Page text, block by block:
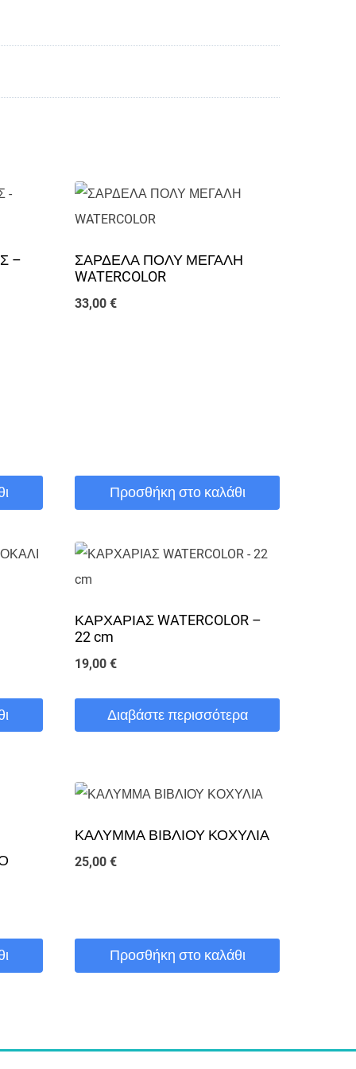
–
ΣΑΡΔΕΛΑ ΠΟΛΥ ΜΕΓΑΛΗ
WATERCOLOR
33,00 €
Προσθήκη στο καλάθι
ΚΑΡΧΑΡΙΑΣ WATERCOLOR –
22 cm
19,00 €
Διαβάστε περισσότερα
ΚΑΛΥΜΜΑ ΒΙΒΛΙΟΥ ΚΟΧΥΛΙΑ
25,00 €
Προσθήκη στο καλάθι